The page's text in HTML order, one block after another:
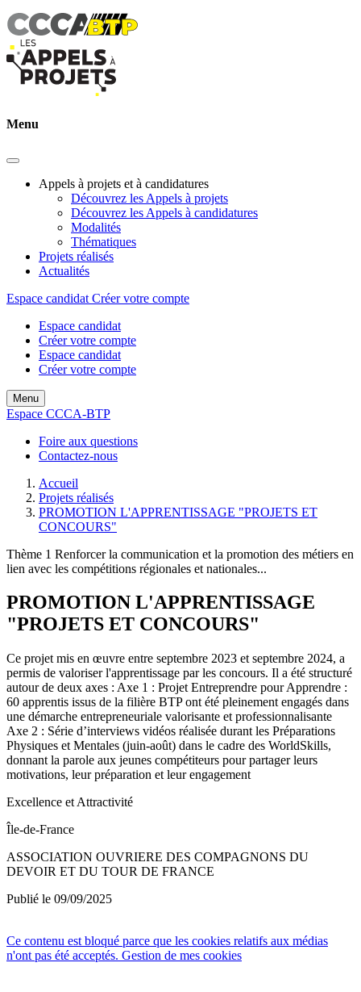
Menu
Appels à projets et à candidatures
Découvrez les Appels à projets
Découvrez les Appels à candidatures
Modalités
Thématiques
Projets réalisés
Actualités
Espace candidat Créer votre compte
Espace candidat
Créer votre compte
Espace candidat
Créer votre compte
Menu
Espace CCCA-BTP
Foire aux questions
Contactez-nous
Accueil
Projets réalisés
PROMOTION L'APPRENTISSAGE "PROJETS ET
CONCOURS"
Thème 1 Renforcer la communication et la promotion des métiers en
lien avec les compétitions régionales et nationales...
PROMOTION L'APPRENTISSAGE
"PROJETS ET CONCOURS"
Ce projet mis en œuvre entre septembre 2023 et septembre 2024, a
permis de valoriser l'apprentissage par les concours. Il a été structuré
autour de deux axes : Axe 1 : Projet Entreprendre pour Apprendre :
60 apprentis issus de la filière BTP ont été pleinement engagés dans
une démarche entrepreneuriale valorisante et professionnalisante
Axe 2 : Série d’interviews vidéos réalisée durant les Préparations
Physiques et Mentales (juin-août) dans le cadre des WorldSkills,
donnant la parole aux jeunes compétiteurs pour partager leurs
motivations, leur préparation et leur engagement
Excellence et Attractivité
Île-de-France
ASSOCIATION OUVRIERE DES COMPAGNONS DU
DEVOIR ET DU TOUR DE FRANCE
Publié le 09/09/2025
Ce contenu est bloqué parce que les cookies relatifs aux médias
n'ont pas été acceptés. Gestion de mes cookies